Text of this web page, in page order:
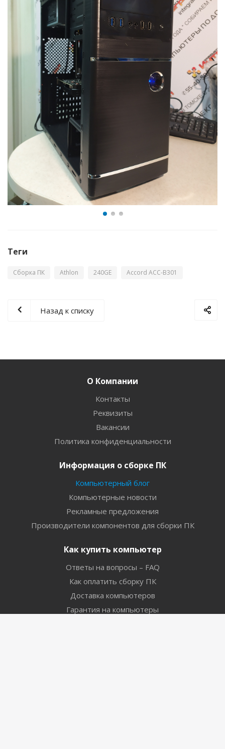
Теги
Сборка ПК Athlon 240GE Accord ACC-B301
Назад к списку
О Компании
Контакты
Реквизиты
Вакансии
Политика конфиденциальности
Информация о сборке ПК
Компьютерный блог
Компьютерные новости
Рекламные предложения
Производители компонентов для сборки ПК
Как купить компьютер
Ответы на вопросы – FAQ
Как оплатить сборку ПК
Доставка компьютеров
Гарантия на компьютеры